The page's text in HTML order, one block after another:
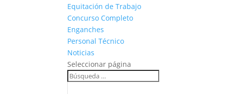
Equitación de Trabajo
Concurso Completo
Enganches
Personal Técnico
Noticias
Seleccionar página